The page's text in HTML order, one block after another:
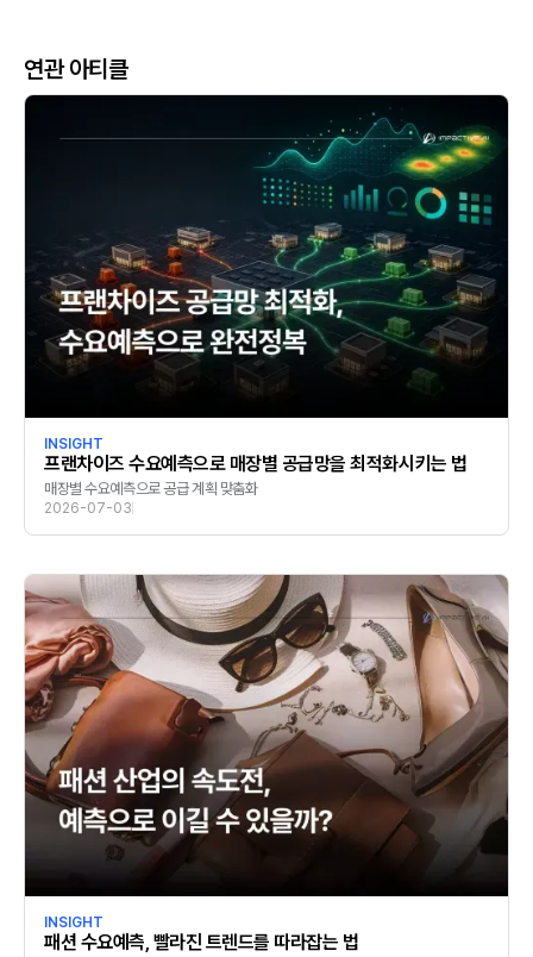
연관 아티클
INSIGHT
프랜차이즈 수요예측으로 매장별 공급망을 최적화시키는 법
매장별 수요예측으로 공급 계획 맞춤화
2026-07-03
INSIGHT
패션 수요예측, 빨라진 트렌드를 따라잡는 법